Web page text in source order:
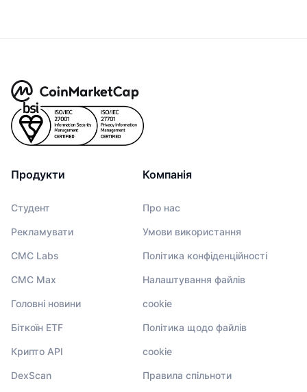
Продукти
Студент
Рекламувати
CMC Labs
CMC Max
Головні новини
Біткоїн ETF
Крипто API
DexScan
Компанія
Про нас
Умови використання
Політика конфіденційності
Налаштування файлів
cookie
Політика щодо файлів
cookie
Правила спільноти